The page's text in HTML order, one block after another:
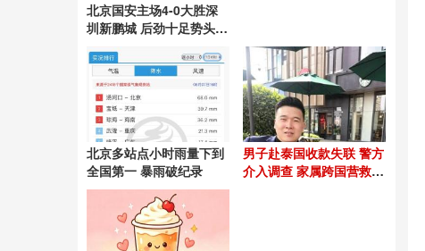
北京国安主场4-0大胜深
圳新鹏城 后劲十足势头良
北京多站点小时雨量下到
全国第一 暴雨破纪录
男子赴泰国收款失联 警方
介入调查 家属跨国营救54